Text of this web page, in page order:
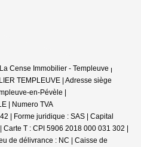
Cense Immobilier - Templeuve |
TEMPLEUVE | Adresse siège
en-Pévèle |
| Numero TVA
| Forme juridique : SAS | Capital
Carte T : CPI 5906 2018 000 031 302 |
de délivrance : NC | Caisse de